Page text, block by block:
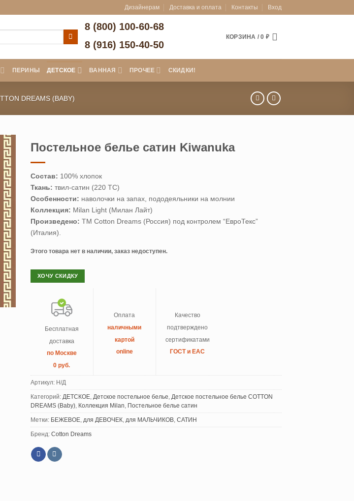
Дизайнерам Доставка и оплата Контакты Вход
8 (800) 100-60-68
8 (916) 150-40-50
КОРЗИНА /0 ₽
ПЕРИНЫ ДЕТСКОЕ ВАННАЯ ПРОЧЕЕ СКИДКИ!
DREAMS (BABY)
Постельное белье сатин Kiwanuka
Состав: 100% хлопок
Ткань: твил-сатин (220 ТС)
Особенности: наволочки на запах, пододеяльники на молнии
Коллекция: Milan Light (Милан Лайт)
Произведено: ТМ Cotton Dreams (Россия) под контролем “ЕвроТекс”
(Италия).
Этого товара нет в наличии, заказ недоступен.
ХОЧУ СКИДКУ
Бесплатная
доставка
по Москве
0 руб.
Оплата
наличными
картой
online
Качество
подтверждено
сертификатами
ГОСТ и ЕАС
Артикул: Н/Д
Категорий: ДЕТСКОЕ Детское постельное белье
Детское постельное белье COTTON
DREAMS (Baby)
Коллекция Milan Постельное белье сатин
Метки: БЕЖЕВОЕ для ДЕВОЧЕК для МАЛЬЧИКОВ САТИН
Бренд: Cotton Dreams